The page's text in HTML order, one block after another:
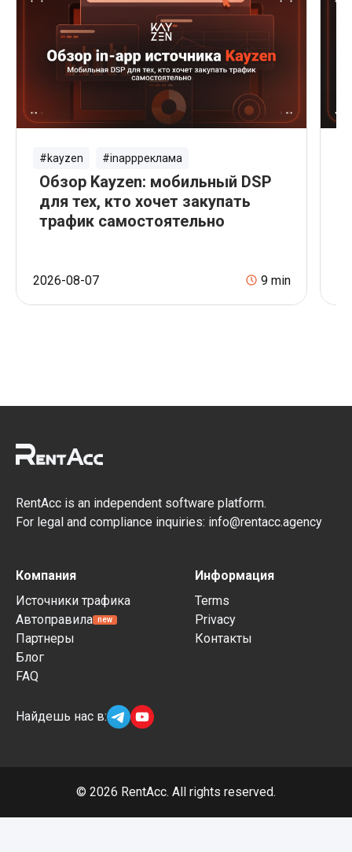
#kayzen #inappреклама
Обзор Kayzen: мобильный DSP
для тех, кто хочет закупать
трафик самостоятельно
2026-08-07 9min
RentAcc is an independent software platform.
For legal and compliance inquiries: info@rentacc.agency
Компания
Источники трафика
Автоправила new
Партнеры
Блог
FAQ
Информация
Terms
Privacy
Контакты
Найдешь нас в:
© 2026 RentAcc. All rights reserved.